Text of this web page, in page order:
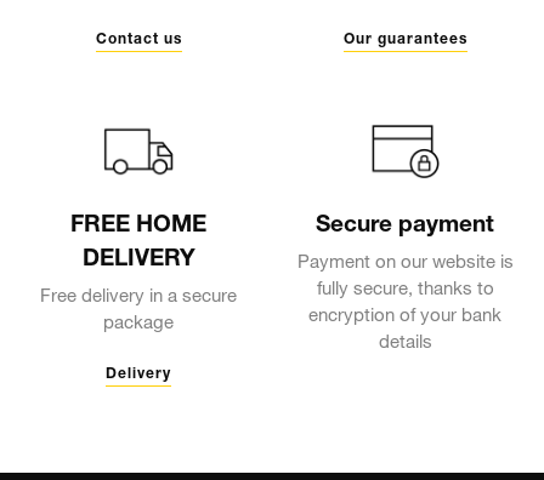
Contact us Our guarantees
FREE HOME
DELIVERY
Free delivery in a secure
package
Delivery
Secure payment
Payment on our website is
fully secure, thanks to
encryption of your bank
details